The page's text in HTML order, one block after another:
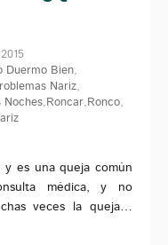
Duermo Bien,
Nariz,
Noches, Roncar, Ronco,
y es una queja común
médica, y no
veces la queja…